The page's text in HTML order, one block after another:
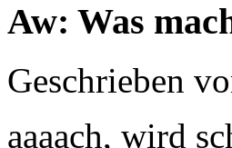
Aw: Was
Geschrieben
aaaach, wird